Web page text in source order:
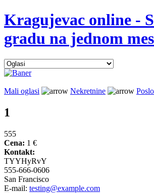
Kragujevac online -
gradu na jednom
Mali oglasi Nekretnine
1
555
Cena: 1 €
Kontakt:
TYYHyRvY
555-666-0606
San Francisco
E-mail: testing@example.com